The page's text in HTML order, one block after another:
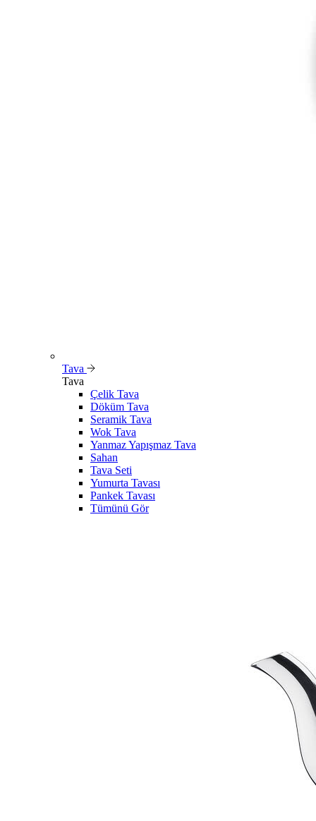
Tava
Tava
Çelik Tava
Döküm Tava
Seramik Tava
Wok Tava
Yanmaz Yapışmaz Tava
Sahan
Tava Seti
Yumurta Tavası
Pankek Tavası
Tümünü Gör